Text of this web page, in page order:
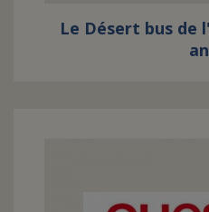
Le Désert bus de